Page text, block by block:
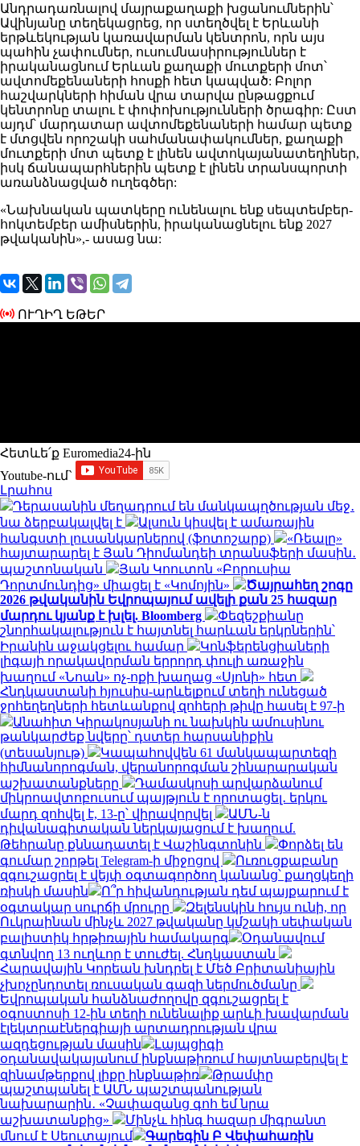
Անդրադառնալով մայրաքաղաքի խցանումներին՝
Ավինյանը տեղեկացրեց, որ ստեղծվել է Երևանի
երթևեկության կառավարման կենտրոն, որն այս
պահին չափումներ, ուսումնասիրություններ է
իրականացնում Երևան քաղաքի մուտքերի մոտ՝
ավտոմեքենաների հոսքի հետ կապված: Բոլոր
հաշվարկների հիման վրա տարվա ընթացքում
կենտրոնը տալու է փոփոխությունների ծրագիր: Ըստ
այդմ՝ մարդատար ավտոմեքենաների համար պետք
է մտցվեն որոշակի սահմանափակումներ, քաղաքի
մուտքերի մոտ պետք է լինեն ավտոկայանատեղիներ,
իսկ ճանապարհներին պետք է լինեն տրանսպորտի
առանձնացված ուղեգծեր:
«Նախնական պատկերը ունենալու ենք սեպտեմբեր-
հոկտեմբեր ամիսներին, իրականացնելու ենք 2027
թվականին»,- ասաց նա:
ՈՒՂԻՂ ԵԹԵՐ
Հետևե՛ք Euromedia24-ին
Youtube-ում`
Լրահոս
Դերասանին մեղադրում են մանկապղծության մեջ․
նա ձերբակալվել է
Ալսուն կիսվել է ամառային
հանգստի լուսանկարներով (ֆոտոշարք)
«Ռեալը»
հայտարարել է Յան Դիոմանդեի տրանսֆերի մասին․
պաշտոնական
Յան Կոուտոն «Բորուսիա
Դորտմունդից» միացել է «Կոմոյին»
Ծայրահեղ շոգը
2026 թվականին Եվրոպայում ավելի քան 25 հազար
մարդու կյանք է խլել. Bloomberg
Փեզեշքիանը
շնորհակալություն է հայտնել հարևան երկրներին՝
Իրանին աջակցելու համար
Կոնֆերենցիաների
լիգայի որակավորման երրորդ փուլի առաջին
խաղում «Նոան» ոչ-ոքի խաղաց «Սյոնի» հետ
Հնդկաստանի հյուսիս-արևելքում տեղի ունեցած
ջրհեղեղների հետևանքով զոհերի թիվը հասել է 97-ի
Անահիտ Կիրակոսյանի ու նախկին ամուսինու
թանկարժեք նվերը՝ դստեր հարսանիքին
(տեսանյութ)
Կապահովվեն 61 մանկապարտեզի
հիմնանորոգման, վերանորոգման շինարարական
աշխատանքները
Դամասկոսի արվարձանում
միկրոավտոբուսում պայթյուն է որոտացել․ երկու
մարդ զոհվել է, 13-ը՝ վիրավորվել
ԱՄՆ-ն
դիվանագիտական ներկայացում է խաղում.
Թեհրանը քննադատել է Վաշինգտոնին
Փորձել են
գումար շորթել Telegram-ի միջոցով
Ուռուցքաբանը
զգուշացրել է վեյփ օգտագործող կանանց՝ քաղցկեղի
ռիսկի մասին
Ո՞ր հիվանդության դեմ պայքարում է
օգտակար սուրճի մրուրը
Զելենսկին հույս ունի, որ
Ուկրաինան մինչև 2027 թվականը կմշակի սեփական
բալիստիկ հրթիռային համակարգ
Օդանավում
գտնվող 13 ուղևոր է տուժել. Հնդկաստան
Հարավային Կորեան խնդրել է Մեծ Բրիտանիային
չխոչընդոտել ռուսական գազի ներմուծմանը
Եվրոպական հանձնաժողովը զգուշացրել է
օգոստոսի 12-ին տեղի ունենալիք արևի խավարման
էլեկտրաէներգիայի արտադրության վրա
ազդեցության մասին
Լայպցիգի
օդանավակայանում ինքնաթիռում հայտնաբերվել է
զինամթերքով լիքը ինքնաթիռ
Թրամփը
պաշտպանել է ԱՄՆ պաշտպանության
նախարարին․ «Չափազանց գոհ եմ նրա
աշխատանքից»
Մինչև հինգ հազար միգրանտ
մնում է Սեուտայում
Գարեգին Բ Վեփահառին